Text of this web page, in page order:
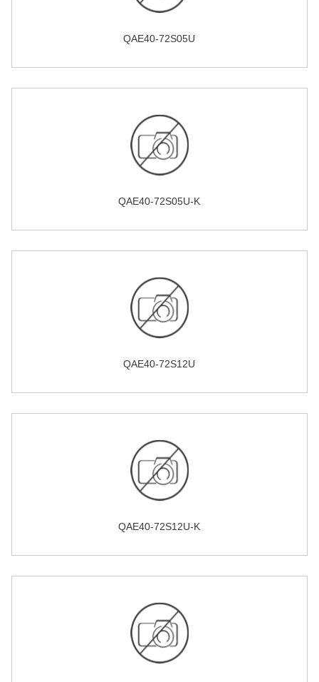
QAE40-72S05U
QAE40-72S05U-K
QAE40-72S12U
QAE40-72S12U-K